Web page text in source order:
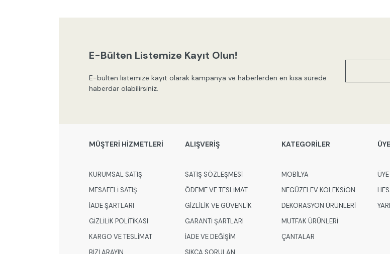
Ürün
E-Bülten Listemize Kayıt Olun!
E-bülten listemize kayıt olarak kampanya ve haberlerden en kısa sürede
haberdar olabilirsiniz.
MÜŞTERİ HİZMETLERİ
KURUMSAL SATIŞ
MESAFELİ SATIŞ
İADE ŞARTLARI
GİZLİLİK POLİTİKASI
KARGO VE TESLİMAT
BİZİ ARAYIN
ALIŞVERİŞ
SATIŞ SÖZLEŞMESİ
ÖDEME VE TESLİMAT
GİZLİLİK VE GÜVENLİK
GARANTİ ŞARTLARI
İADE VE DEĞİŞİM
SIKÇA SORULAN
KATEGORİLER
MOBİLYA
NEGÜZELEV KOLEKSİON
DEKORASYON ÜRÜNLERİ
MUTFAK ÜRÜNLERİ
ÇANTALAR